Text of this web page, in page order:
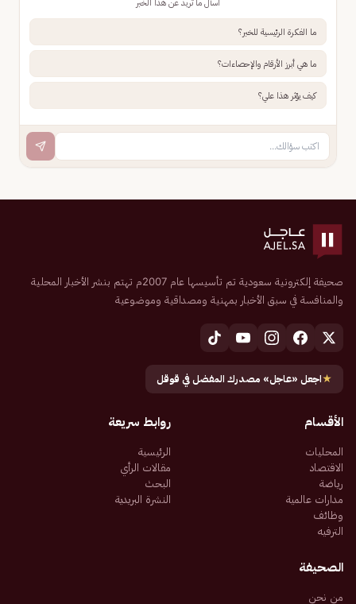
اسأل ما تريد عن هذا الخبر
ما الفكرة الرئيسية للخبر؟
ما هي أبرز الأرقام والإحصاءات؟
كيف يؤثر هذا علي؟
صحيفة إلكترونية سعودية تم تأسيسها عام 2007م تهتم بنشر الأخبار المحلية
والمنافسة في سبق الأخبار بمهنية ومصداقية وموضوعية
★اجعل «عاجل» مصدرك المفضل في قوقل
الأقسام
المحليات
الاقتصاد
رياضة
مدارات عالمية
وظائف
الترفيه
روابط سريعة
الرئيسية
مقالات الرأي
البحث
النشرة البريدية
الصحيفة
من نحن